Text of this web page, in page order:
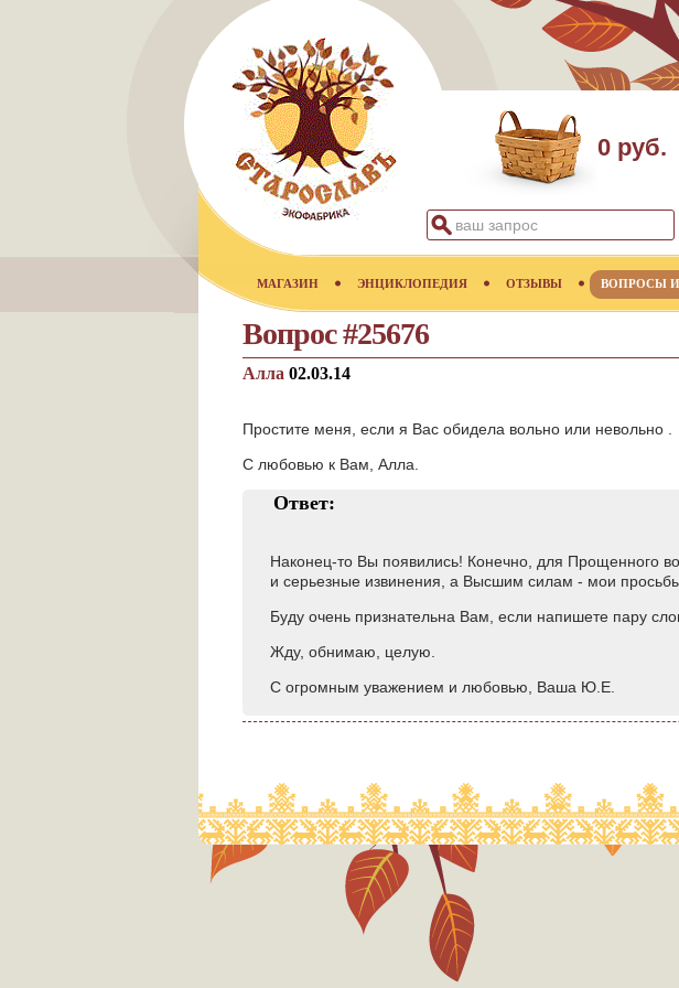
0 руб.
МАГАЗИН ЭНЦИКЛОПЕДИЯ ОТЗЫВЫ ВОПРОСЫ
Вопрос #25676
Алла 02.03.14
Простите меня, если я Вас обидела вольно или невольно .
С любовью к Вам, Алла.
Ответ:
Наконец-то Вы появились! Конечно, для Прощенного
и серьезные извинения, а Высшим силам - мои
Буду очень признательна Вам, если напишете пару
Жду, обнимаю, целую.
С огромным уважением и любовью, Ваша Ю.Е.